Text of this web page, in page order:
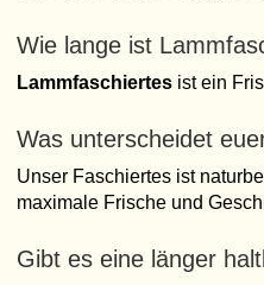
Wie lange ist
Lammfaschiertes ist ein
Was unterscheidet
Unser Faschiertes ist
maximale Frische und
Gibt es eine länger